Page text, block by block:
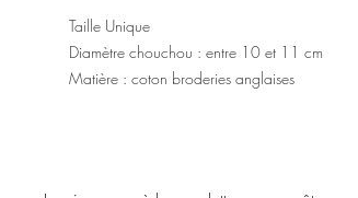
Taille Unique
Diamètre chouchou : entre 10 et 11 cm
Matière : coton broderies anglaises